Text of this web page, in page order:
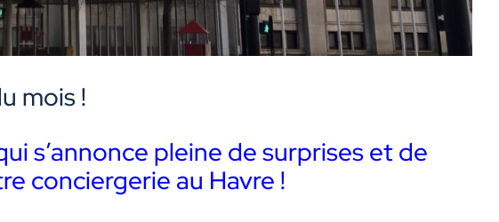
mois !
s’annonce pleine de surprises et de
conciergerie au Havre !